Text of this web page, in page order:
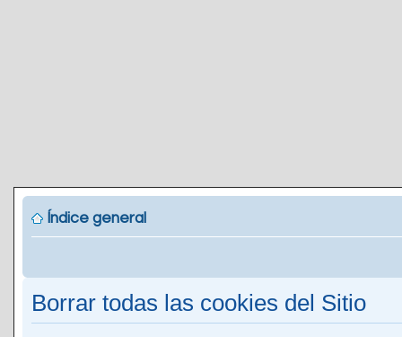
Índice general
Borrar todas las cookies del Sitio